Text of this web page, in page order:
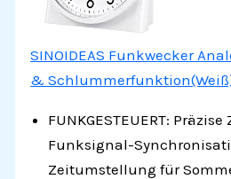
SINOIDEAS Funkwecker
&
FUNKGESTEUERT:
Funksignal-
Zeitumstellung für